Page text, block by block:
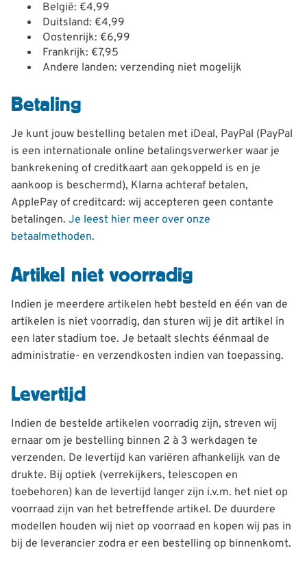
België: €4,99
Duitsland: €4,99
Oostenrijk: €6,99
Frankrijk: €7,95
Andere landen: verzending niet mogelijk
Betaling
Je kunt jouw bestelling betalen met iDeal, PayPal (PayPal
is een internationale online betalingsverwerker waar je
bankrekening of creditkaart aan gekoppeld is en je
aankoop is beschermd), Klarna achteraf betalen,
ApplePay of creditcard: wij accepteren geen contante
betalingen. Je leest hier meer over onze
betaalmethoden.
Artikel niet voorradig
Indien je meerdere artikelen hebt besteld en één van de
artikelen is niet voorradig, dan sturen wij je dit artikel in
een later stadium toe. Je betaalt slechts éénmaal de
administratie- en verzendkosten indien van toepassing.
Levertijd
Indien de bestelde artikelen voorradig zijn, streven wij
ernaar om je bestelling binnen 2 à 3 werkdagen te
verzenden. De levertijd kan variëren afhankelijk van de
drukte. Bij optiek (verrekijkers, telescopen en
toebehoren) kan de levertijd langer zijn i.v.m. het niet op
voorraad zijn van het betreffende artikel. De duurdere
modellen houden wij niet op voorraad en kopen wij pas in
bij de leverancier zodra er een bestelling op binnenkomt.